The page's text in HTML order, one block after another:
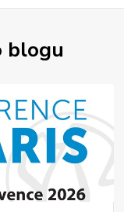
blogu